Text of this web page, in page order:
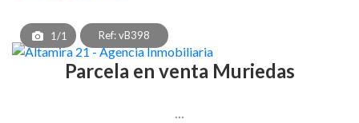
1/1 Ref: vB398
Parcela en venta Muriedas
...